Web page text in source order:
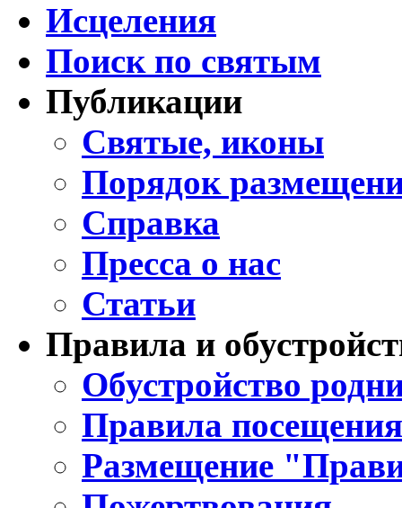
Исцеления
Поиск по святым
Публикации
Святые, иконы
Порядок
Справка
Пресса о нас
Статьи
Правила и
Обустройство
Правила
Размещение